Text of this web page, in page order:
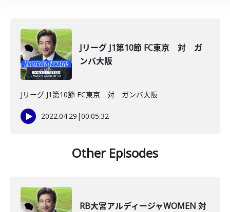
Jリーグ J1第10節 FC東京 対 ガ
ンバ大阪
Jリーグ J1第10節 FC東京 対 ガンバ大阪
2022.04.29 |00:05:32
Other Episodes
RB大宮アルディージャWOMEN 対